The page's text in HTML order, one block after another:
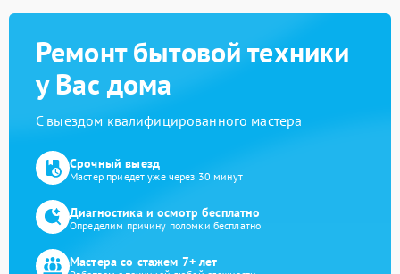
Ремонт бытовой техники
у Вас дома
С выездом квалифицированного мастера
Срочный выезд
Мастер приедет уже через 30 минут
Диагностика и осмотр бесплатно
Определим причину поломки бесплатно
Мастера со стажем 7+ лет